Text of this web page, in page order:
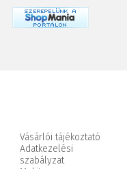
Vásárlói tájékoztató
Adatkezelési
szabályzat